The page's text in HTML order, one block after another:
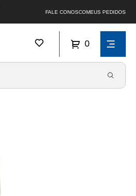
FALE CONOSCOMEUS PEDIDOS
0